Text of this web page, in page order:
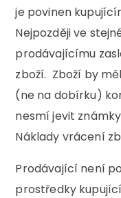
je povinen
Nejpozději ve
prodávajícímu
zboží. Zboží by
(ne na dobírku)
nesmí jevit
Náklady vrácení
Prodávající není
prostředky